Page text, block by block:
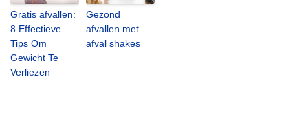
Gratis afvallen:
8 Effectieve
Tips Om
Gewicht Te
Verliezen
Gezond
afvallen met
afval shakes